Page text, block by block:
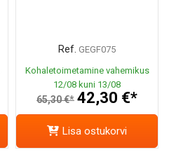
Ref. GEGF075
Kohaletoimetamine vahemikus
12/08 kuni 13/08
65,30 €* 42,30 €*
Lisa ostukorvi